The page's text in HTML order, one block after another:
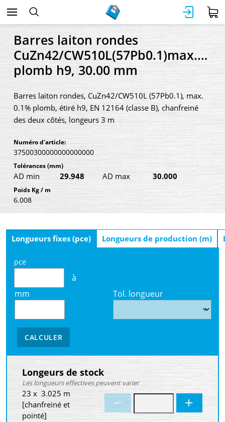
Barres laiton rondes
CuZn42/
plomb h9, 30.00 mm
Barres laiton rondes, CuZn42/CW510L (57Pb0.1), max.
0.1% plomb, étiré h9, EN 12164 (classe B), chanfreiné
des deux côtés, longeurs 3 m
Numéro d'article:
37500300000000000000
Tolérances(mm)
AD min 29.948 AD max 30.000
Poids Kg / m
6.008
Longueurs fixes (pce) Longueurs de production (m)
pce
à
mm
Tol. longueur
CALCULER
Longeurs de stock
Les longueurs effectives peuvent varier
23 x 3.025 m
[chanfreiné et
pointé]